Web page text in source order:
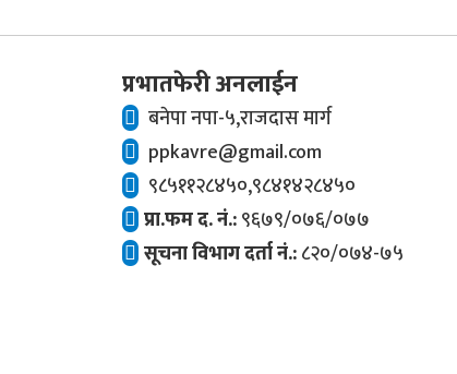
प्रभातफेरी अनलाईन
बनेपा नपा-५,राजदास मार्ग
ppkavre@gmail.com
९८५११२८४५०,९८४१४२८४५०
प्रा.फम द. नं.:९६७९/०७६/०७७
सूचना विभाग दर्ता नं.:८२०/०७४-७५